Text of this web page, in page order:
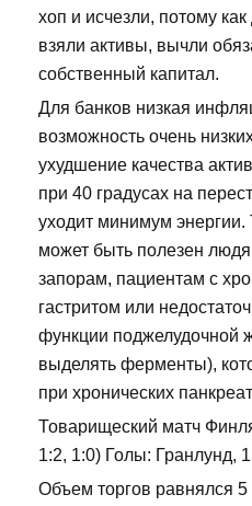
хоп и исчезли, потому
взяли активы, вычли
собственный капитал.
Для банков низкая
возможность очень
ухудшение качества
при 40 градусах на
уходит минимум
может быть полезен
запорам, пациентам с
гастритом или
функции поджелудочной
выделять ферменты),
при хронических
Товарищеский матч
1:2, 1:0) Голы: Гранлунд,
Объем торгов равнялся